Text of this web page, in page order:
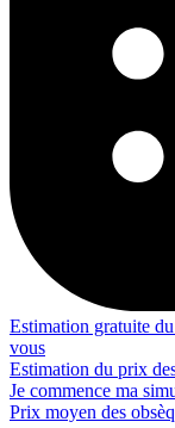
Estimation gratuite
vous
Estimation du prix
Je commence ma
Prix moyen des